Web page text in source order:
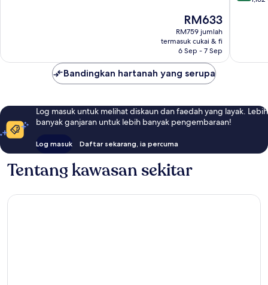
Harga
ialah
RM633
RM633
RM759 jumlah
termasuk cukai & fi
6 Sep - 7 Sep
Bandingkan hartanah yang serupa
Log masuk untuk melihat diskaun dan faedah yang layak. Lebih
banyak ganjaran untuk lebih banyak pengembaraan!
Log masuk Daftar sekarang, ia percuma
Tentang kawasan sekitar